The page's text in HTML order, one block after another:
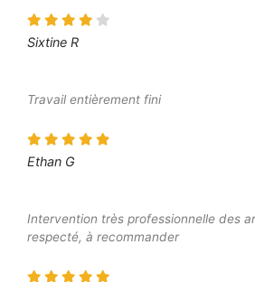
Sixtine R
Travail entièrement fini
Ethan G
Intervention très professionnelle des
respecté, à recommander